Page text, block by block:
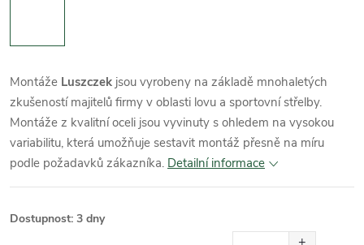
Montáže Luszczek jsou vyrobeny na základě mnohaletých
zkušeností majitelů firmy v oblasti lovu a sportovní střelby.
Montáže z kvalitní oceli jsou vyvinuty s ohledem na vysokou
variabilitu, která umožňuje sestavit montáž přesně na míru
podle požadavků zákazníka. Detailní informace
Dostupnost: 3 dny